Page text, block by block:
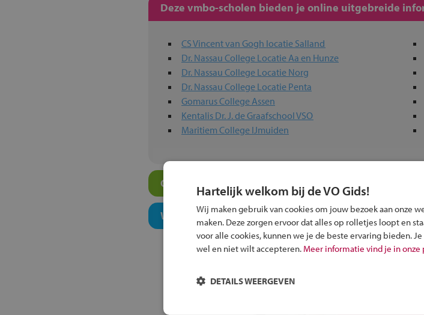
Deze vmbo-scholen bieden je online uitgebreide
CS Vincent van Gogh locatie Salland
Dr. Nassau College Locatie Aa en Hunze
Dr. Nassau College Locatie Norg
Dr. Nassau College Locatie Penta
Gomarus College Assen
Kentalis Dr. J. de Graafschool VSO
Maritiem College IJmuiden
Overige vmbo-scholen in jouw regio
Welk onderwijsconcept past bij jou?
Hartelijk welkom bij de VO Gids!
Wij maken gebruik van cookies om jouw bezoek aan onze
maken. Deze zorgen ervoor dat alles op rolletjes loopt en
voor alle cookies, kunnen we je de beste ervaring bieden.
wel en niet wilt accepteren. Meer informatie vind je in onze
DETAILS WEERGEVEN